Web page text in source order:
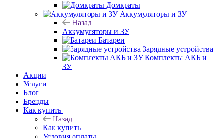
Домкраты
Аккумуляторы и ЗУ
Назад
Аккумуляторы и ЗУ
Батареи
Зарядные устройства
Комплекты АКБ и
ЗУ
Акции
Услуги
Блог
Бренды
Как купить
Назад
Как купить
Условия оплаты